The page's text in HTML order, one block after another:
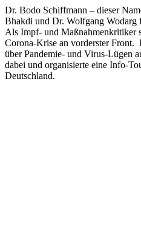
Dr. Bodo Schiffmann – dieser
Bhakdi und Dr. Wolfgang
Als Impf- und Maßnahmenkritiker
Corona-Krise an vorderster Front.
über Pandemie- und Virus-Lügen
dabei und organisierte eine Info-
Deutschland.